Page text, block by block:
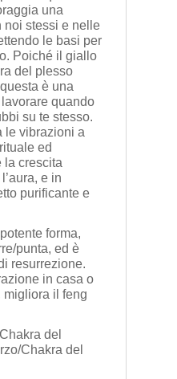
una
noi stessi e nelle
le basi per
Poiché il giallo
del plesso
è una
quando
su te stesso.
le vibrazioni a
ed
la crescita
e in
purificante e
forma,
punta, ed è
resurrezione.
in casa o
il feng
del
Chakra del